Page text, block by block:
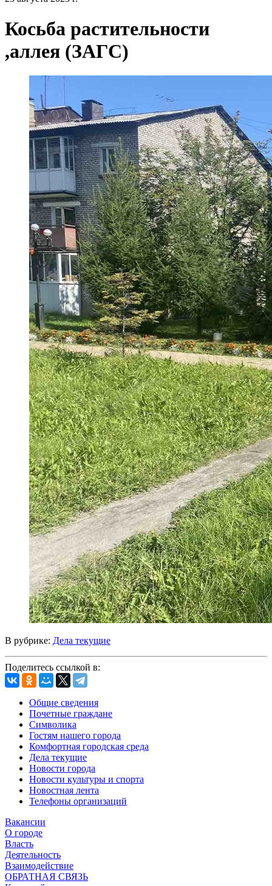
Косьба растительности
,аллея (ЗАГС)
В рубрике: Дела текущие
Поделитесь ссылкой в:
Общие сведения
Почетные граждане
Символика
Гостям нашего города
Комфортная городская среда
Дела текущие
Новости города
Новости культуры и спорта
Новостная лента
Телефоны организаций
Вакансии
О городе
Власть
Деятельность
Взаимодействие
ОБРАТНАЯ СВЯЗЬ